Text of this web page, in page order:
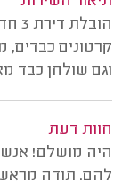
קרטונים כבדים,
וגם שולחן כבד
חוות דעת
היה מושלם!
להם. תודה